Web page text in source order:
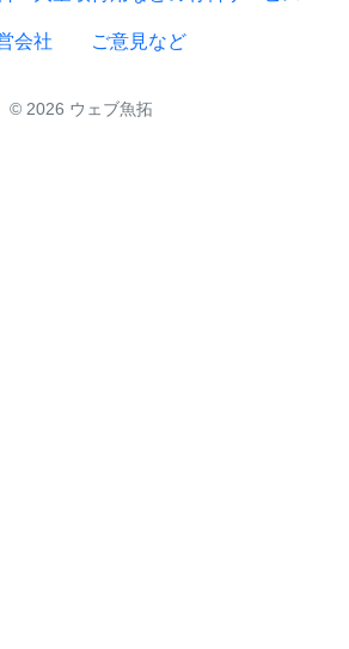
会社 ご意見など
© 2026 ウェブ魚拓